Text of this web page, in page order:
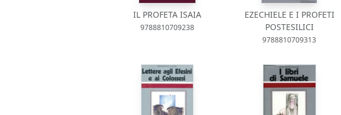
IL PROFETA ISAIA
9788810709238
EZECHIELE E I PROFETI
POSTESILICI
9788810709313